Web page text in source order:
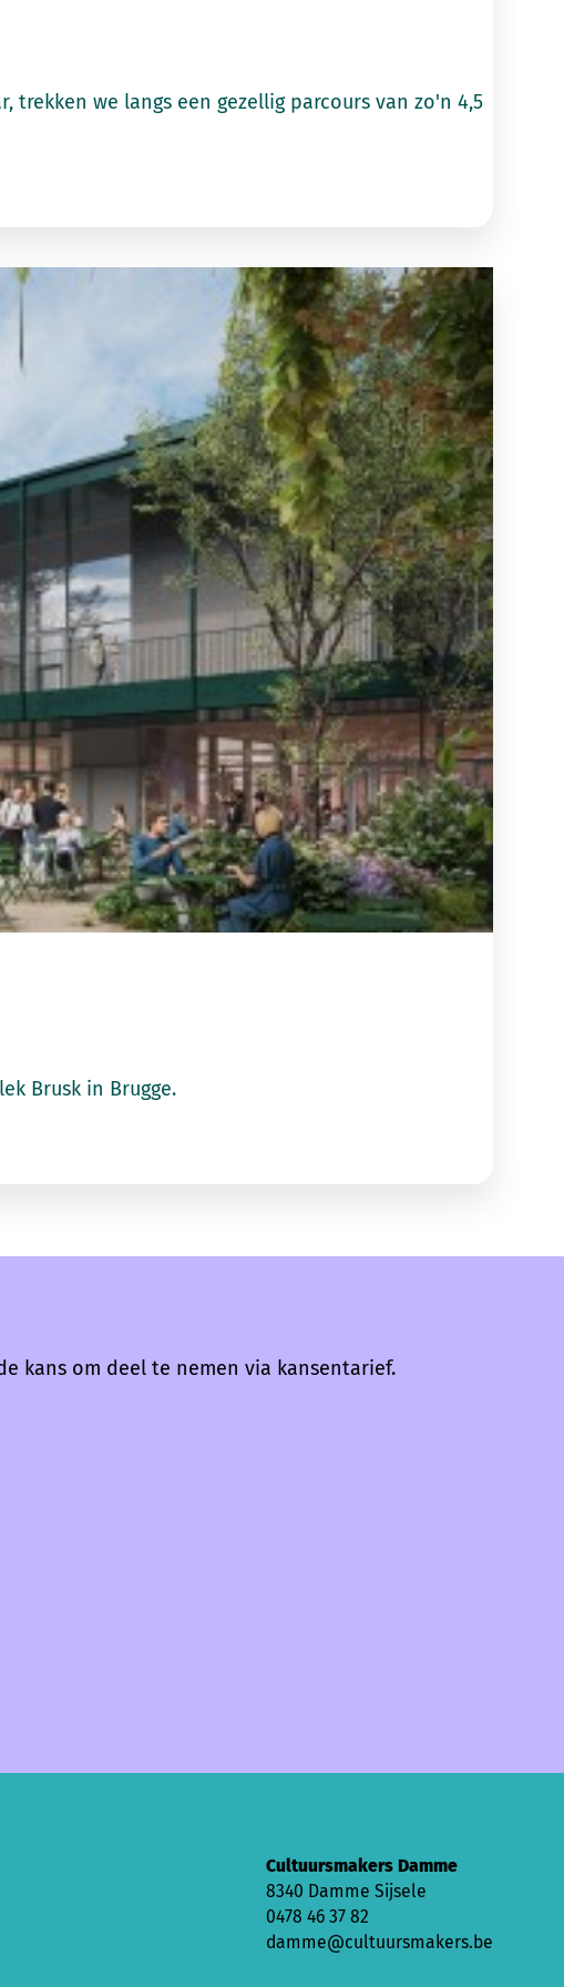
we langs een gezellig parcours van zo'n 4,5
Brusk in Brugge.
kans om deel te nemen via kansentarief.
Cultuursmakers Damme
8340 Damme Sijsele
0478 46 37 82
damme@cultuursmakers.be